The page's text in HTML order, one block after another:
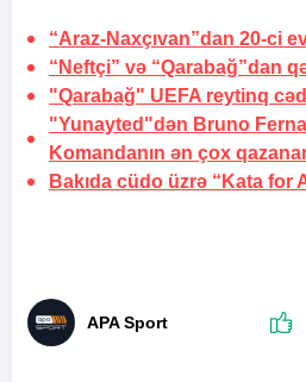
“Araz-Naxçıvan”dan 20-ci
“Neftçi” və “Qarabağ”dan
"Qarabağ" UEFA reytinq
"Yunayted"dən Bruno
Komandanın ən çox
Bakıda cüdo üzrə “Kata for
APA Sport